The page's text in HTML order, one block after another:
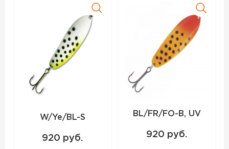
W/Ye/BL-S
920 руб.
BL/FR/FO-B, UV
920 руб.